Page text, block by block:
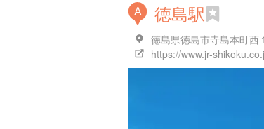
A 徳島駅
徳島県徳島市寺島本町西
https://www.jr-